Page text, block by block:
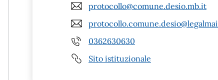
protocollo@comune.desio.mb.it
0362630630
Sito istituzionale